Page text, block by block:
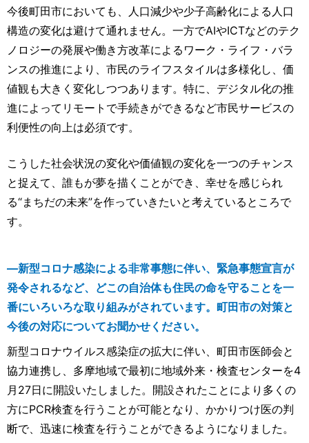
今後町田市においても、人口減少や少子高齢化による人口
構造の変化は避けて通れません。一方でAIやICTなどのテク
ノロジーの発展や働き方改革によるワーク・ライフ・バラ
ンスの推進により、市民のライフスタイルは多様化し、価
値観も大きく変化しつつあります。特に、デジタル化の推
進によってリモートで手続きができるなど市民サービスの
利便性の向上は必須です。
こうした社会状況の変化や価値観の変化を一つのチャンス
と捉えて、誰もが夢を描くことができ、幸せを感じられ
る“まちだの未来”を作っていきたいと考えているところで
す。
―新型コロナ感染による非常事態に伴い、緊急事態宣言が
発令されるなど、どこの自治体も住民の命を守ることを一
番にいろいろな取り組みがされています。町田市の対策と
今後の対応についてお聞かせください。
新型コロナウイルス感染症の拡大に伴い、町田市医師会と
協力連携し、多摩地域で最初に地域外来・検査センターを4
月27日に開設いたしました。開設されたことにより多くの
方にPCR検査を行うことが可能となり、かかりつけ医の判
断で、迅速に検査を行うことができるようになりました。